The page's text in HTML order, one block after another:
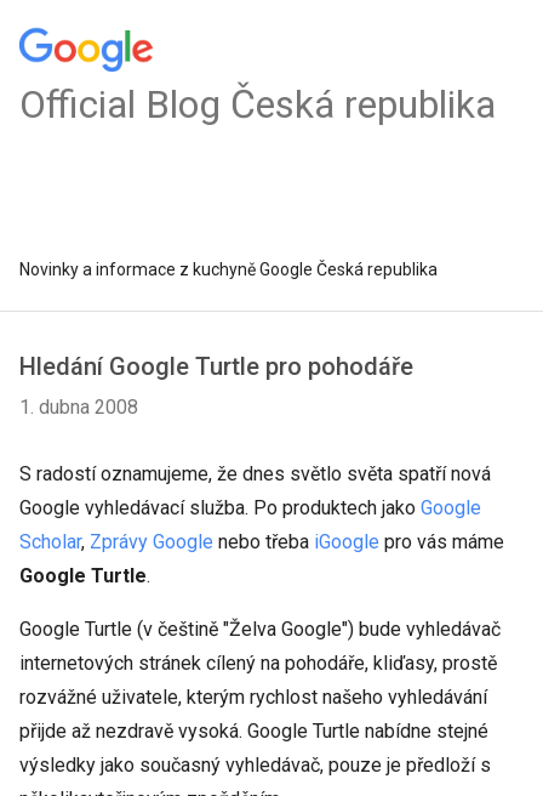
Official Blog Česká republika
Novinky a informace z kuchyně Google Česká republika
Hledání Google Turtle pro pohodáře
1. dubna 2008
S radostí oznamujeme, že dnes světlo světa spatří nová
Google vyhledávací služba. Po produktech jako Google
Scholar, Zprávy Google nebo třeba iGoogle pro vás máme
Google Turtle.
Google Turtle (v češtině "Želva Google") bude vyhledávač
internetových stránek cílený na pohodáře, kliďasy, prostě
rozvážné uživatele, kterým rychlost našeho vyhledávání
přijde až nezdravě vysoká. Google Turtle nabídne stejné
výsledky jako současný vyhledávač, pouze je předloží s